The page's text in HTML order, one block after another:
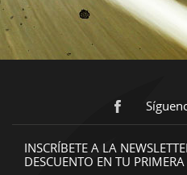
INSCRÍBETE A LA
DESCUENTO EN TU